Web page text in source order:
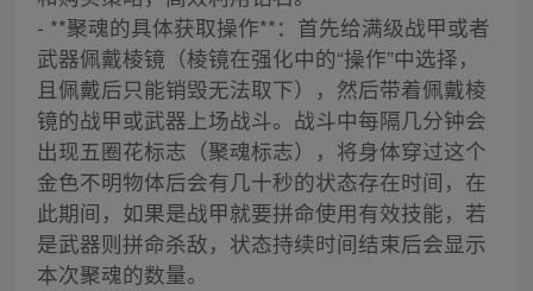
- **聚魂的具体获取操作**：首先给满级战甲或者
武器佩戴棱镜（棱镜在强化中的“操作”中选择，
且佩戴后只能销毁无法取下），然后带着佩戴棱
镜的战甲或武器上场战斗。战斗中每隔几分钟会
出现五圈花标志（聚魂标志），将身体穿过这个
金色不明物体后会有几十秒的状态存在时间，在
此期间，如果是战甲就要拼命使用有效技能，若
是武器则拼命杀敌，状态持续时间结束后会显示
本次聚魂的数量。